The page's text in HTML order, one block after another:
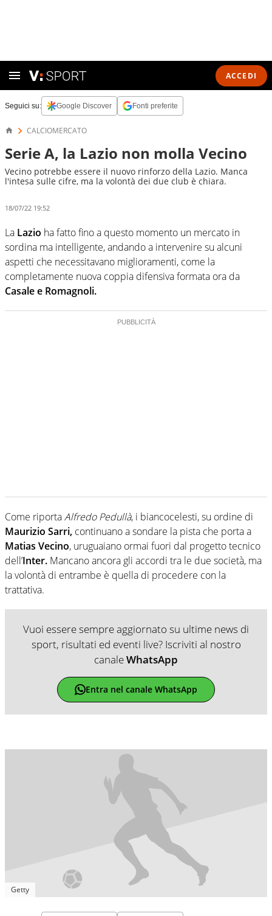
ACCEDI
Seguici su: Google Discover Fonti preferite
CALCIOMERCATO
Serie A, la Lazio non molla Vecino
Vecino potrebbe essere il nuovo rinforzo della Lazio. Manca
l'intesa sulle cifre, ma la volontà dei due club è chiara.
18/07/22 19:52
La Lazio ha fatto fino a questo momento un mercato in
sordina ma intelligente, andando a intervenire su alcuni
aspetti che necessitavano miglioramenti, come la
completamente nuova coppia difensiva formata ora da
Casale e Romagnoli.
Come riportaAlfredo Pedullà, i biancocelesti, su ordine di
Maurizio Sarri, continuano a sondare la pista che porta a
Matias Vecino, uruguaiano ormai fuori dal progetto tecnico
dell’Inter. Mancano ancora gli accordi tra le due società, ma
la volontà di entrambe è quella di procedere con la
trattativa.
Vuoi essere sempre aggiornato su ultime news di
sport, risultati ed eventi live? Iscriviti al nostro
canaleWhatsApp
Entra nel canale WhatsApp
Getty